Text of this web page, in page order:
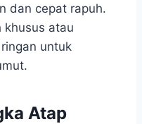
dan cepat rapuh.
khusus atau
untuk
Atap